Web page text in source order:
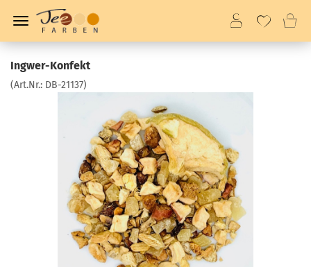
Ingwer-Konfekt
(Art.Nr.: DB-21137)